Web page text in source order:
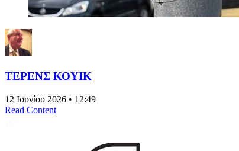
ΤΕΡΕΝΣ ΚΟΥΙΚ
12 Ιουνίου 2026 • 12:49
Read Content